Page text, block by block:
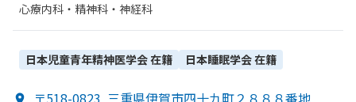
心療内科・​精神科・神経科
日本児童青年精神医学会在籍 日本睡眠学会在籍
〒518-0823 三重県伊賀市四十九町２８８８番地